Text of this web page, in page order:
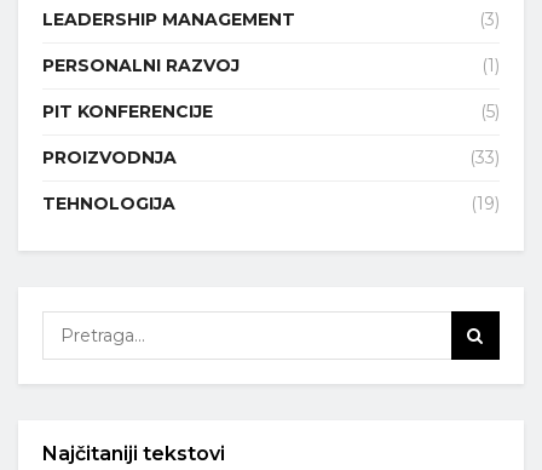
LEADERSHIP MANAGEMENT (3)
PERSONALNI RAZVOJ (1)
PIT KONFERENCIJE (5)
PROIZVODNJA (33)
TEHNOLOGIJA (19)
Najčitaniji tekstovi